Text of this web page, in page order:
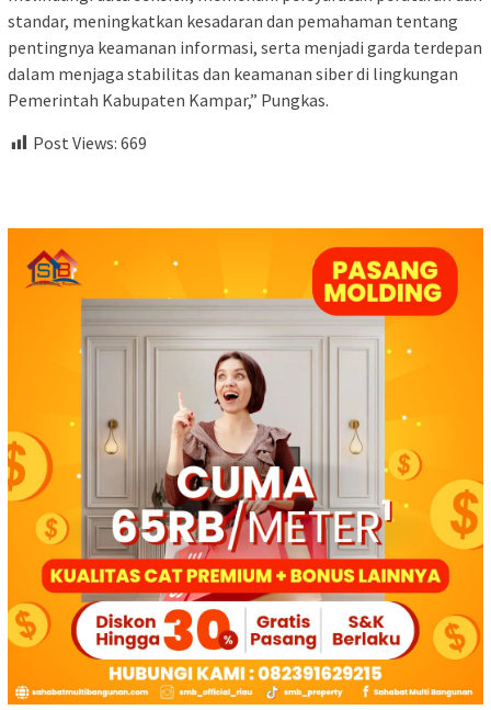
standar, meningkatkan kesadaran dan pemahaman tentang
pentingnya keamanan informasi, serta menjadi garda terdepan
dalam menjaga stabilitas dan keamanan siber di lingkungan
Pemerintah Kabupaten Kampar,” Pungkas.
Post Views: 669